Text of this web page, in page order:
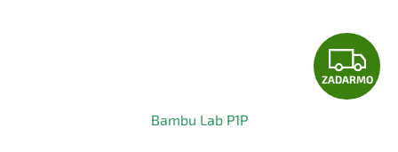
Z
A
ZADARMO
Bambu Lab P1P